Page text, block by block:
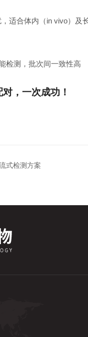
适合体内（in vivo）及
检测，批次间一致性高
，一次成功！
式检测方案